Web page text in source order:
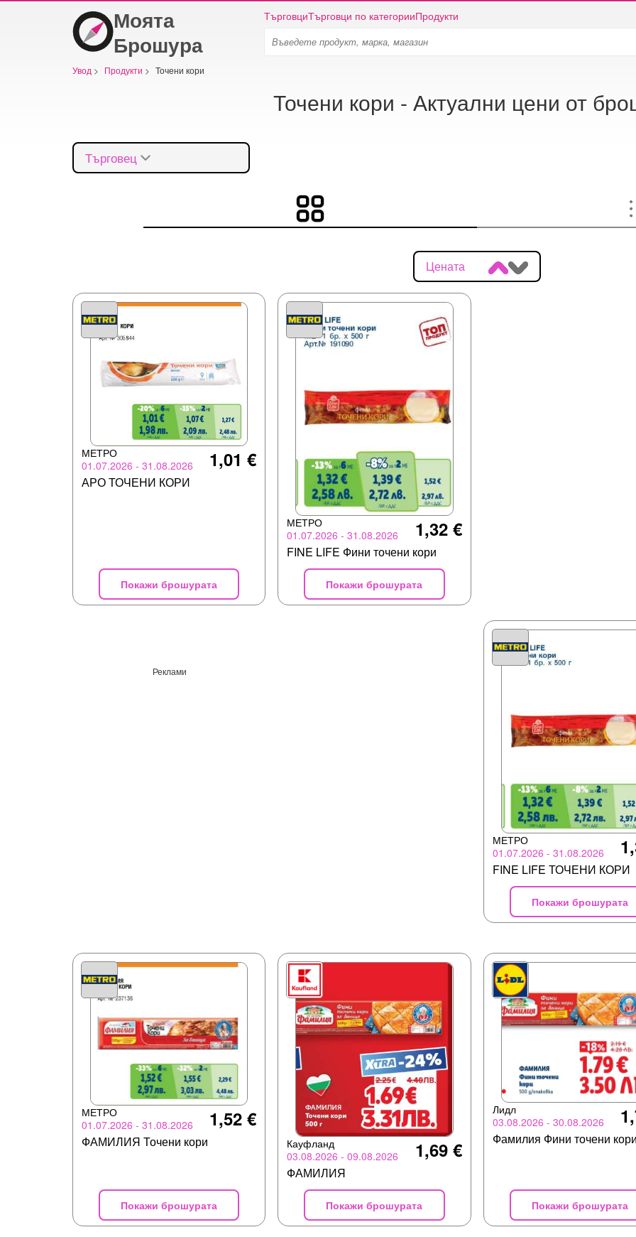
Моята
Брошура
ТърговциТърговци по категорииПродукти
Увод > Продукти > Точени кори
Точени кори - Актуални цени от
Търговец
Цената
МЕТРО
01.07.2026 - 31.08.2026
1,01 €
АРО ТОЧЕНИ КОРИ
Покажи брошурата
МЕТРО
01.07.2026 - 31.08.2026
1,32 €
FINE LIFE Фини точени кори
Покажи брошурата
Реклами
МЕТРО
01.07.2026 - 31.08.2026
FINE LIFE ТОЧЕНИ КОРИ
Покажи брошурата
МЕТРО
01.07.2026 - 31.08.2026
1,52 €
ФАМИЛИЯ Точени кори
Покажи брошурата
Кауфланд
03.08.2026 - 09.08.2026
1,69 €
ФАМИЛИЯ
Покажи брошурата
Лидл
03.08.2026 - 30.08.2026
Фамилия Фини точени
Покажи брошурата